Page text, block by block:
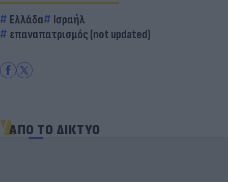
Ελλάδα
Ισραήλ
επαναπατρισμός (not updated)
ΑΠΟ ΤΟ ΔΙΚΤΥΟ